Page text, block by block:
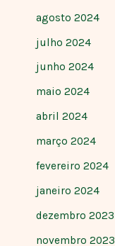
agosto 2024
julho 2024
junho 2024
maio 2024
abril 2024
março 2024
fevereiro 2024
janeiro 2024
dezembro 2023
novembro 2023